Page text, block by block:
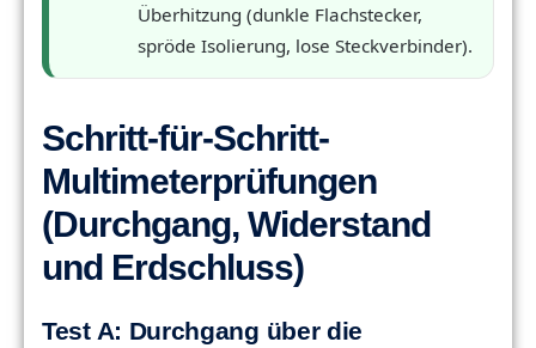
Überhitzung (dunkle Flachstecker,
spröde Isolierung, lose Steckverbinder).
Schritt-für-Schritt-
Multimeterprüfungen
(Durchgang, Widerstand
und Erdschluss)
Test A: Durchgang über die